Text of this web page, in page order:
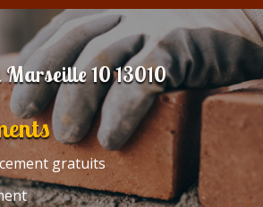
10 13010
gratuits